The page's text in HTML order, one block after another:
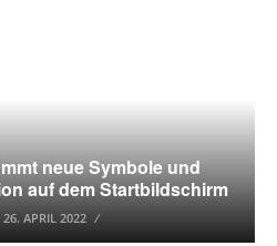
neue Symbole und
auf dem Startbildschirm
26. APRIL 2022